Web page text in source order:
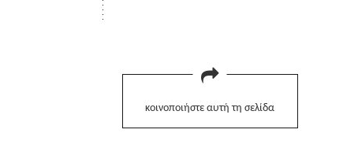
κοινοποιήστε αυτή τη σελίδα